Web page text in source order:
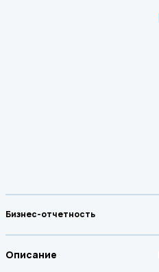
Бизнес-отчетность
Описание